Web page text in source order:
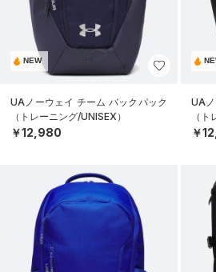
NEW
UAノーウェイ チーム バックパック
（トレーニング/UNISEX）
￥12,980
UA
（
￥